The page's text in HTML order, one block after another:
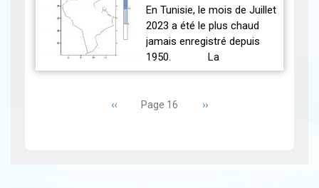
JUILLET 2023|
2023-08-25
En Tunisie, le mois de Juillet
2023 a été le plus chaud
jamais enregistré depuis
1950. La
température moyenne (27
enregistrée a été
Page
précédente
‹‹ Page 16 Page
››